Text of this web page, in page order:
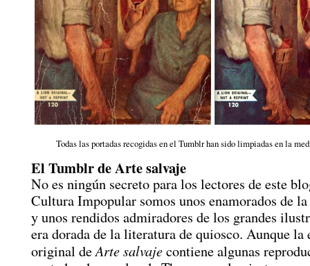
Todas las portadas recogidas en el Tumblr han sido limpiadas en la
El Tumblr de Arte salvaje
No es ningún secreto para los lectores de este
Cultura Impopular somos unos enamorados de
y unos rendidos admiradores de los grandes
era dorada de la literatura de quiosco. Aunque la
original deArte salvajecontiene algunas